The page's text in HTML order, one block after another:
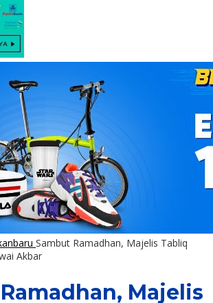
Sambut Ramadhan, Majelis Tabliq
Akbar
Majelis